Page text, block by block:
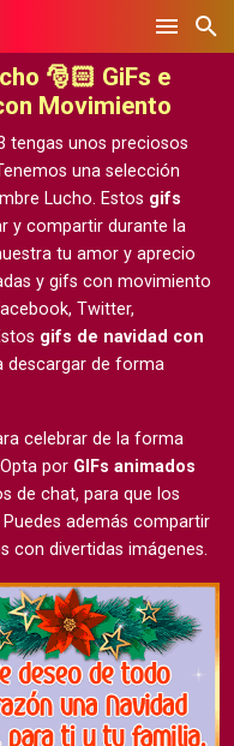
🎅🏻 GiFs e
Movimiento
tengas unos preciosos
una selección
Lucho. Estos gifs
y compartir durante la
tu amor y aprecio
y gifs con movimiento
Twitter,
gifs de navidad con
descargar de forma
celebrar de la forma
por GIFs animados
de chat, para que los
además compartir
con divertidas imágenes.